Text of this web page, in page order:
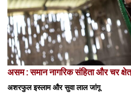
असम : समान नागरिक संहिता और चर
अशरफुल इस्लाम और सुवा लाल जांगू